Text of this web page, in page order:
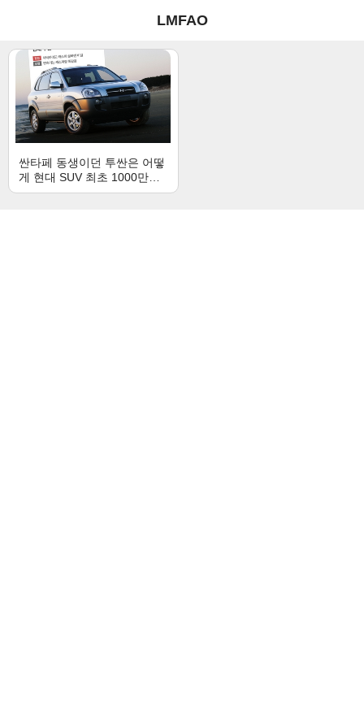
LMFAO
싼타페 동생이던 투싼은 어떻
게 현대 SUV 최초 1000만대
가 됐을까 l 이차어때